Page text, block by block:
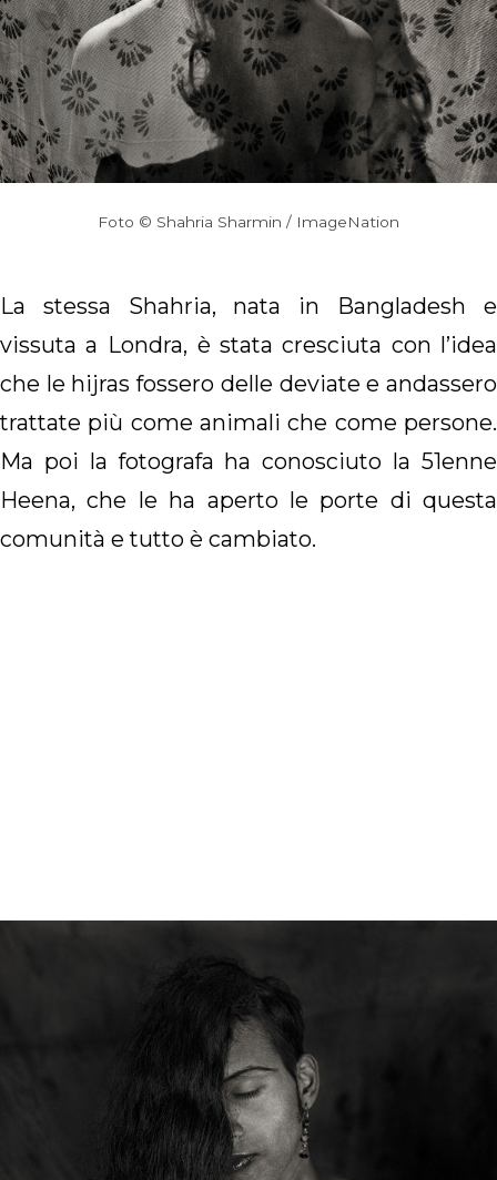
Foto © Shahria Sharmin / ImageNation
La stessa Shahria, nata in Bangladesh e
vissuta a Londra, è stata cresciuta con l’idea
che le hijras fossero delle deviate e andassero
trattate più come animali che come persone.
Ma poi la fotografa ha conosciuto la 51enne
Heena, che le ha aperto le porte di questa
comunità e tutto è cambiato.